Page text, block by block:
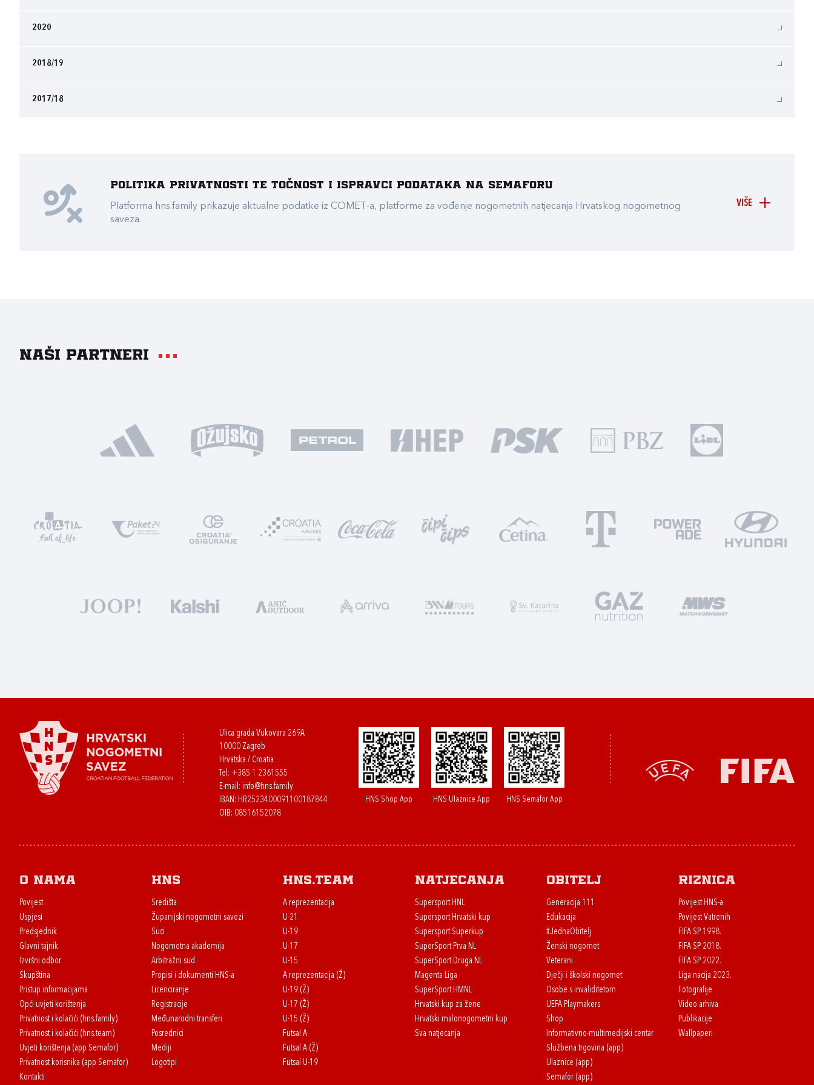
2020
2018/19
2017/18
VIŠE
Politika privatnosti te točnost i ispravci podataka na Semaforu
Platforma hns.family prikazuje aktualne podatke iz COMET-a, platforme za vođenje nogometnih natjecanja Hrvatskog nogometnog
saveza.
Naši partneri
Ulica grada Vukovara 269A
10000 Zagreb
Hrvatska / Croatia
Tel: +385 1 2361555
E-mail: info@hns.family
IBAN: HR2523400091100187844
OIB: 08516152078
HNS Shop App HNS Ulaznice App HNS Semafor App
O nama
Povijest
Uspjesi
Predsjednik
Glavni tajnik
Izvršni odbor
Skupština
Pristup informacijama
Opći uvjeti korištenja
Privatnost i kolačići (hns.family)
Privatnost i kolačići (hns.team)
Uvjeti korištenja (app Semafor)
Privatnost korisnika (app Semafor)
Kontakti
HNS
Središta
Županijski nogometni savezi
Suci
Nogometna akademija
Arbitražni sud
Propisi i dokumenti HNS-a
Licenciranje
Registracije
Međunarodni transferi
Posrednici
Mediji
Logotipi
HNS.team
A reprezentacija
U-21
U-19
U-17
U-15
A reprezentacija (Ž)
U-19 (Ž)
U-17 (Ž)
U-15 (Ž)
Futsal A
Futsal A (Ž)
Futsal U-19
Natjecanja
Supersport HNL
Supersport Hrvatski kup
Supersport Superkup
SuperSport Prva NL
SuperSport Druga NL
Magenta Liga
SuperSport HMNL
Hrvatski kup za žene
Hrvatski malonogometni kup
Sva natjecanja
Obitelj
Generacija 111
Edukacija
#JednaObitelj
Ženski nogomet
Veterani
Dječji i školski nogomet
Osobe s invaliditetom
UEFA Playmakers
Shop
Informativno-multimedijski centar
Službena trgovina (app)
Ulaznice (app)
Semafor (app)
Riznica
Povijest HNS-a
Povijest Vatrenih
FIFA SP 1998.
FIFA SP 2018.
FIFA SP 2022.
Liga nacija 2023.
Fotografije
Video arhiva
Publikacije
Wallpaperi